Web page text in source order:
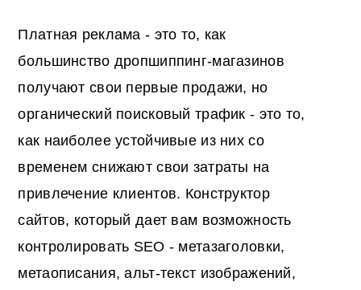
Платная реклама - это то, как
большинство дропшиппинг-магазинов
получают свои первые продажи, но
органический поисковый трафик - это то,
как наиболее устойчивые из них со
временем снижают свои затраты на
привлечение клиентов. Конструктор
сайтов, который дает вам возможность
контролировать SEO - метазаголовки,
метаописания, альт-текст изображений,